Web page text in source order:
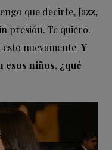
que decirte, Jazz,
presión. Te quiero.
nuevamente. Y
esos niños, ¿qué